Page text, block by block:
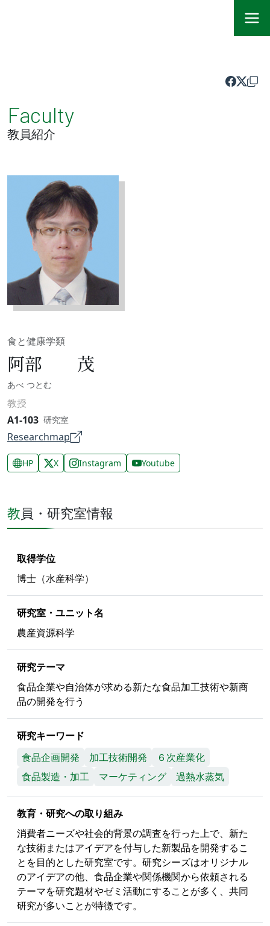
Faculty
教員紹介
食と健康学類
阿部 茂
あべ つとむ
教授
A1-103 研究室
Researchmap
HP X Instagram Youtube
教員・研究室情報
取得学位
博士（水産科学）
研究室・ユニット名
農産資源科学
研究テーマ
食品企業や自治体が求める新たな食品加工技術や新商
品の開発を行う
研究キーワード
食品企画開発
加工技術開発
６次産業化
食品製造・加工
マーケティング 過熱水蒸気
教育・研究への取り組み
消費者ニーズや社会的背景の調査を行った上で、新た
な技術またはアイデアを付与した新製品を開発するこ
とを目的とした研究室です。研究シーズはオリジナル
のアイデアの他、食品企業や関係機関から依頼される
テーマを研究題材やゼミ活動にすることが多く、共同
研究が多いことが特徴です。